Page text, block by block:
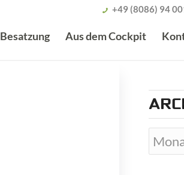
+49 (8086) 94
Besatzung Aus dem Cockpit